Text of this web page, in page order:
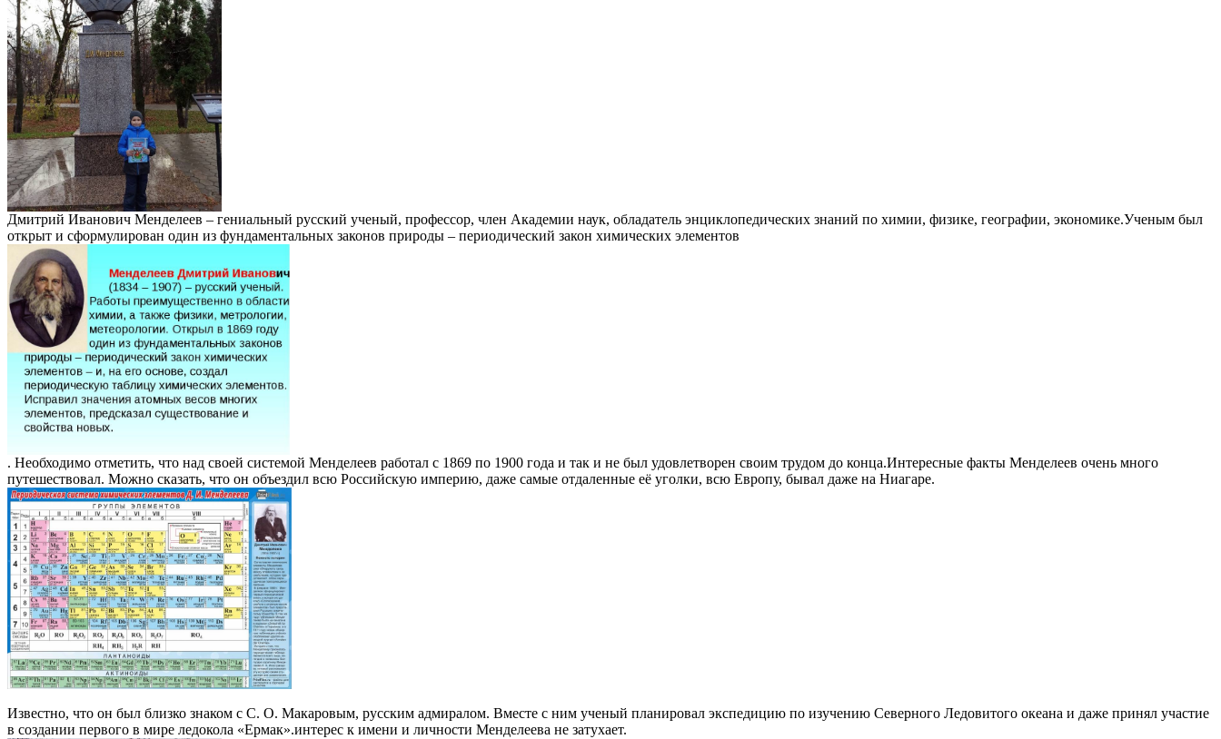
Дмитрий Иванович Менделеев – гениальный русский ученый, профессор, член Академии наук, обладатель энциклопедических знаний по химии, физике, географии, экономике.Ученым был
открыт и сформулирован один из фундаментальных законов природы – периодический закон химических элементов
. Необходимо отметить, что над своей системой Менделеев работал с 1869 по 1900 года и так и не был удовлетворен своим трудом до конца.Интересные факты Менделеев очень много
путешествовал. Можно сказать, что он объездил всю Российскую империю, даже самые отдаленные её уголки, всю Европу, бывал даже на Ниагаре.
Известно, что он был близко знаком с С. О. Макаровым, русским адмиралом. Вместе с ним ученый планировал экспедицию по изучению Северного Ледовитого океана и даже принял участие
в создании первого в мире ледокола «Ермак».интерес к имени и личности Менделеева не затухает.